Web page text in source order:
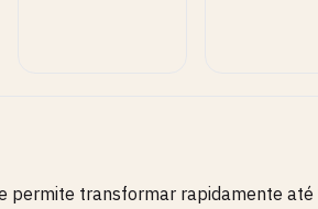
permite transformar rapidamente